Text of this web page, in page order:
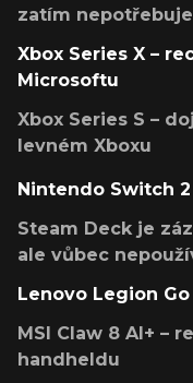
zatím
Xbox Series X –
Microsoftu
Xbox Series S –
levném Xboxu
Nintendo Switch
Steam Deck je
ale vůbec
Lenovo Legion
MSI Claw 8 AI+ –
handheldu